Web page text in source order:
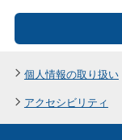
個人情報の取り扱い
アクセシビリティ